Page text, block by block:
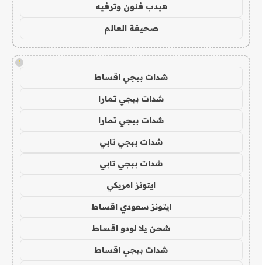
هيدب فنون وترفيه
صحيفة العالم
!
شدات ببجي اقساط
شدات ببجي تمارا
شدات ببجي تمارا
شدات ببجي تابي
شدات ببجي تابي
ايتونز امريكي
ايتونز سعودي اقساط
شحن يلا لودو اقساط
شدات ببجي اقساط